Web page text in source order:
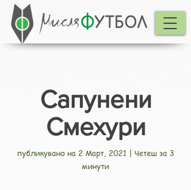
Сапунени
Смехури
публикувано на 2 Март, 2021 | Четеш за 3
минути